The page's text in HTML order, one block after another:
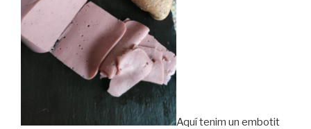
Aquí tenim un embotit